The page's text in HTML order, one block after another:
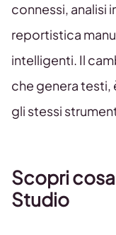
connessi, analisi
reportistica
intelligenti. Il
che genera testi,
gli stessi
Scopri
Studio